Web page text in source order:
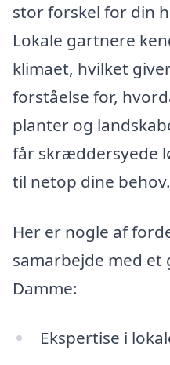
stor forskel for din
Lokale gartnere
klimaet, hvilket
forståelse for,
planter og
får skræddersyede
til netop dine behov.
Her er nogle af
samarbejde med
Damme:
Ekspertise i